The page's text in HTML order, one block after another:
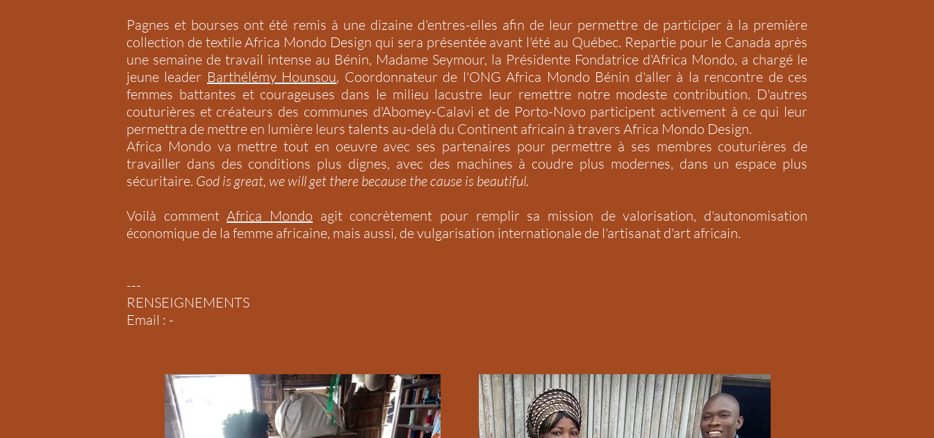
Pagnes et bourses ont été remis à une dizaine d'entres-elles afin de leur permettre de participer à la première
collection de textile Africa Mondo Design qui sera présentée avant l'été au Québec. Repartie pour le Canada après
une semaine de travail intense au Bénin, Madame Seymour, la Présidente Fondatrice d'Africa Mondo, a chargé le
jeune leader Barthélémy Hounsou, Coordonnateur de l'ONG Africa Mondo Bénin d'aller à la rencontre de ces
femmes battantes et courageuses dans le milieu lacustre leur remettre notre modeste contribution. D'autres
couturières et créateurs des communes d'Abomey-Calavi et de Porto-Novo participent activement à ce qui leur
permettra de mettre en lumière leurs talents au-delà du Continent africain à travers Africa Mondo Design.
Africa Mondo va mettre tout en oeuvre avec ses partenaires pour permettre à ses membres couturières de
travailler dans des conditions plus dignes, avec des machines à coudre plus modernes, dans un espace plus
sécuritaire. God is great, we will get there because the cause is beautiful.
Voilà commentAfrica Mondo agit concrètement pour remplir sa mission de valorisation, d'autonomisation
économique de la femme africaine, mais aussi, de vulgarisation internationale de l'artisanat d'art africain.
---
RENSEIGNEMENTS
Email : -